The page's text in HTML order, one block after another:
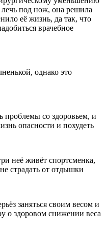
под нож, она решила
её жизнь, да так, что
врачебное
однако это
проблемы со здоровьем, и
опасности и похудеть
неё живёт спортсменка,
страдать от отдышки
заняться своим весом и
о здоровом снижении веса